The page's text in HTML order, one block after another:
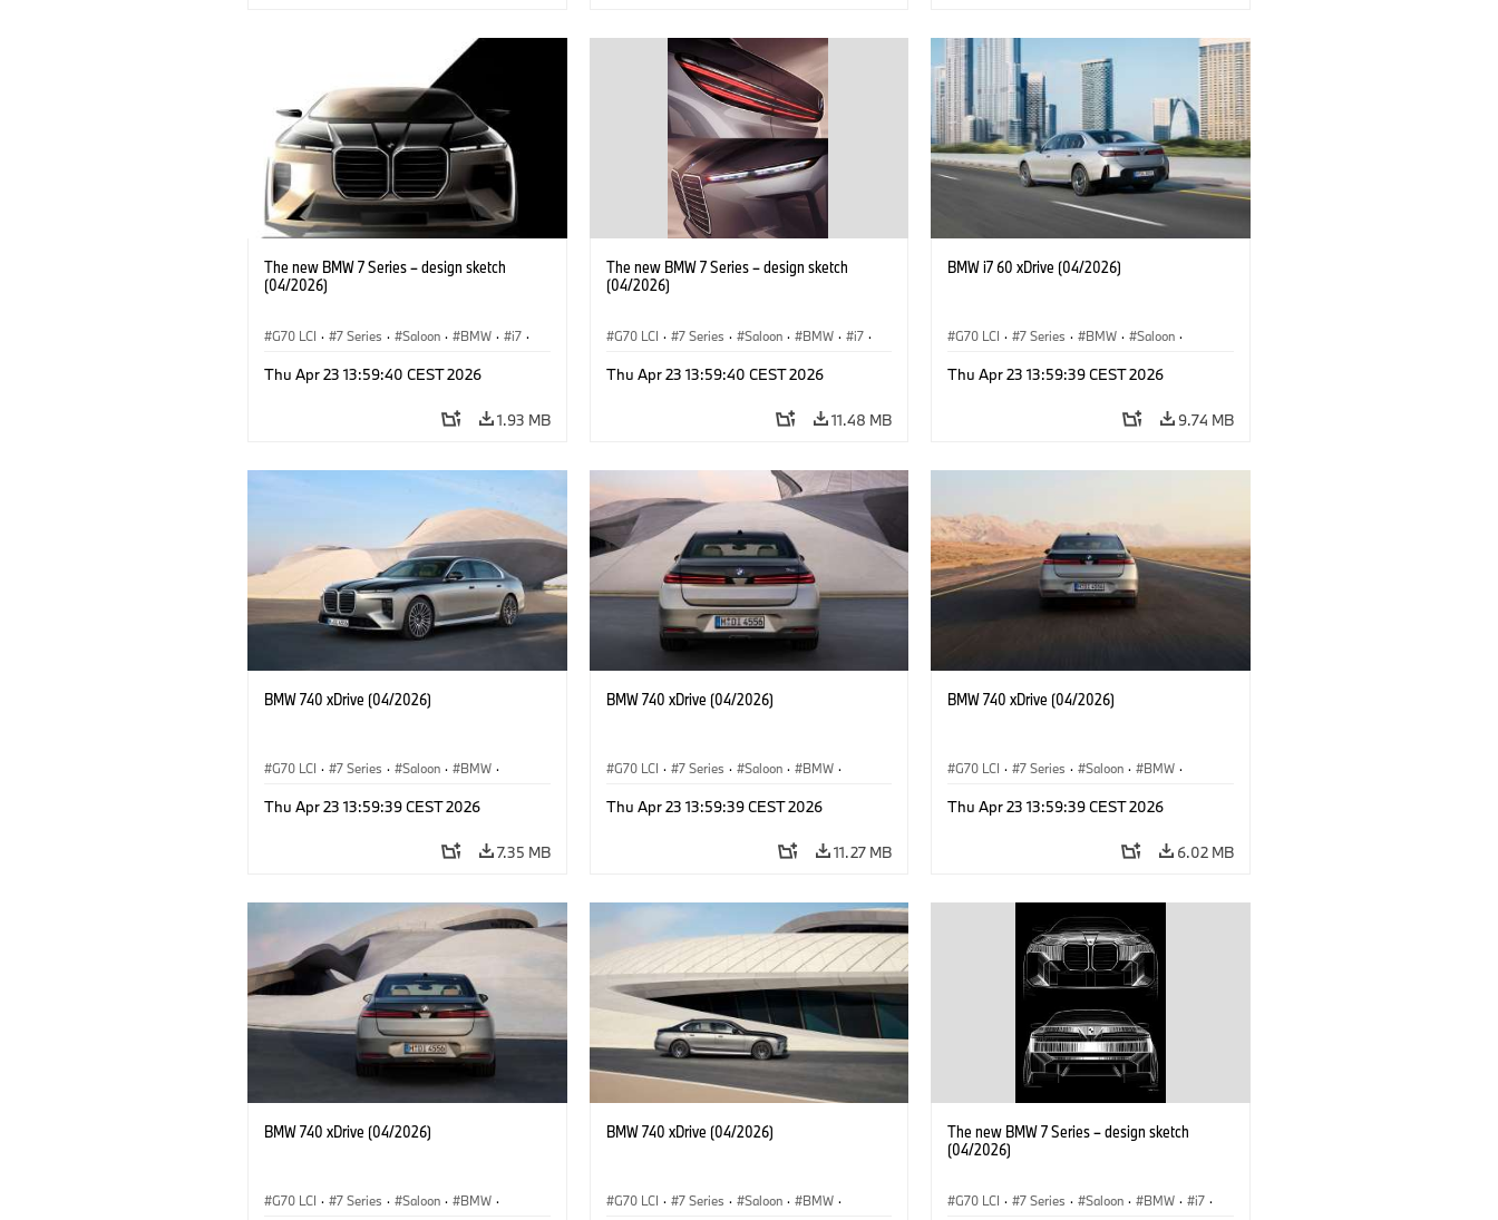
The new BMW 7 Series – design sketch
(04/2026)
G70 LCI · 7 Series · Saloon · BMW · i7 ·
Thu Apr 23 13:59:40 CEST 2026
1.93 MB
The new BMW 7 Series – design sketch
(04/2026)
G70 LCI · 7 Series · Saloon · BMW · i7 ·
Thu Apr 23 13:59:40 CEST 2026
11.48 MB
BMW i7 60 xDrive (04/2026)
G70 LCI · 7 Series · BMW · Saloon ·
Thu Apr 23 13:59:39 CEST 2026
9.74 MB
BMW 740 xDrive (04/2026)
G70 LCI · 7 Series · Saloon · BMW ·
Thu Apr 23 13:59:39 CEST 2026
7.35 MB
BMW 740 xDrive (04/2026)
G70 LCI · 7 Series · Saloon · BMW ·
Thu Apr 23 13:59:39 CEST 2026
11.27 MB
BMW 740 xDrive (04/2026)
G70 LCI · 7 Series · Saloon · BMW ·
Thu Apr 23 13:59:39 CEST 2026
6.02 MB
BMW 740 xDrive (04/2026)
G70 LCI · 7 Series · Saloon · BMW ·
BMW 740 xDrive (04/2026)
G70 LCI · 7 Series · Saloon · BMW ·
The new BMW 7 Series – design sketch
(04/2026)
G70 LCI · 7 Series · Saloon · BMW · i7 ·